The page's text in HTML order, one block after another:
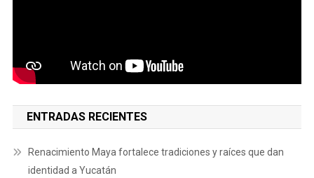
ENTRADAS RECIENTES
Renacimiento Maya fortalece tradiciones y raíces que dan
identidad a Yucatán